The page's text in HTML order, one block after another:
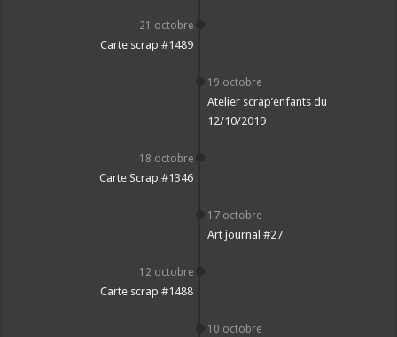
21 octobre
Carte scrap #1489
19 octobre
Atelier scrap’enfants du
12/10/2019
18 octobre
Carte Scrap #1346
17 octobre
Art journal #27
12 octobre
Carte scrap #1488
10 octobre